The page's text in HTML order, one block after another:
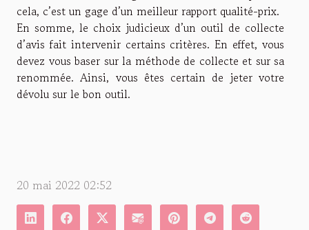
cela, c’est un gage d’un meilleur rapport qualité-prix.
En somme, le choix judicieux d’un outil de collecte
d’avis fait intervenir certains critères. En effet, vous
devez vous baser sur la méthode de collecte et sur sa
renommée. Ainsi, vous êtes certain de jeter votre
dévolu sur le bon outil.
20 mai 2022 02:52